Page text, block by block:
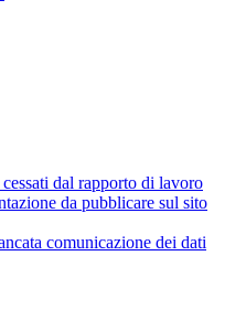
dal rapporto di lavoro
da pubblicare sul sito
comunicazione dei dati